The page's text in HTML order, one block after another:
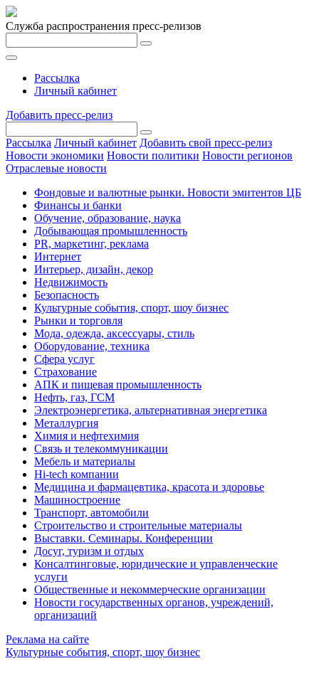
Служба распространения пресс-релизов
Рассылка
Личный кабинет
Добавить пресс-релиз
Рассылка Личный кабинет Добавить свой пресс-релиз
Новости экономики Новости политики Новости регионов
Отраслевые новости
Фондовые и валютные рынки. Новости эмитентов ЦБ
Финансы и банки
Обучение, образование, наука
Добывающая промышленность
PR, маркетинг, реклама
Интернет
Интерьер, дизайн, декор
Недвижимость
Безопасность
Культурные события, спорт, шоу бизнес
Рынки и торговля
Мода, одежда, аксессуары, стиль
Оборудование, техника
Сфера услуг
Страхование
АПК и пищевая промышленность
Нефть, газ, ГСМ
Электроэнергетика, альтернативная энергетика
Металлургия
Химия и нефтехимия
Связь и телекоммуникации
Мебель и материалы
Hi-tech компании
Медицина и фармацевтика, красота и здоровье
Машиностроение
Транспорт, автомобили
Строительство и строительные материалы
Выставки. Семинары. Конференции
Досуг, туризм и отдых
Консалтинговые, юридические и управленческие
услуги
Общественные и некоммерческие организации
Новости государственных органов, учреждений,
организаций
Реклама на сайте
Культурные события, спорт, шоу бизнес